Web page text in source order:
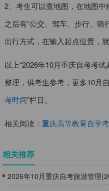
2、考生可以查地图，在地图中
之后有“公交、驾车、步行、骑
出行方式，在输入起点位置，
以上“2026年10月重庆自考考
整理，供考生参考，更多10月
考时间”栏目。
相关阅读： 重庆高等教育自学
相关推荐
2026年10月重庆自考旅游管理